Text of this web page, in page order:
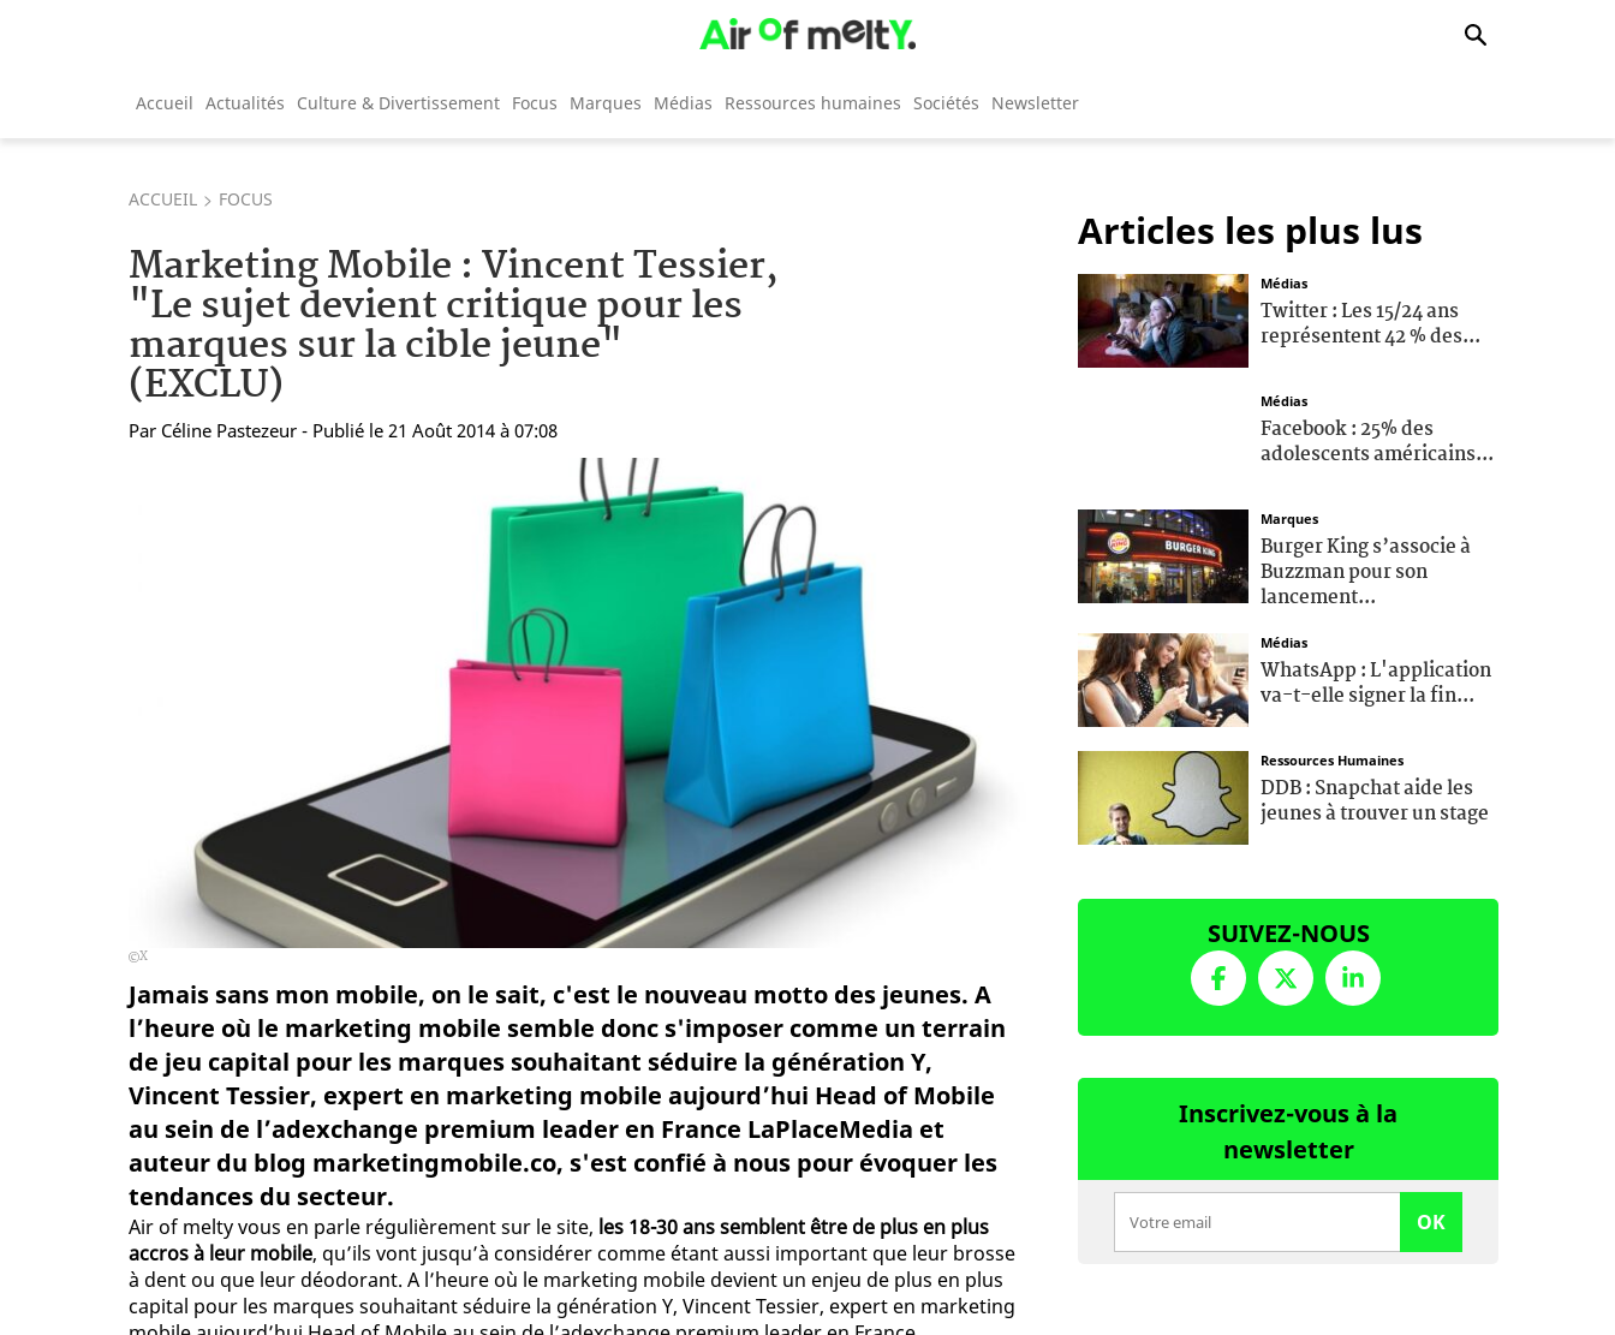
Accueil Actualités Culture & Divertissement Focus Marques Médias Ressources humaines Sociétés Newsletter
ACCUEIL FOCUS
Marketing Mobile : Vincent Tessier,
"Le sujet devient critique pour les
marques sur la cible jeune"
(EXCLU)
Par Céline Pastezeur - Publié le 21 Août 2014 à 07:08
X
Jamais sans mon mobile, on le sait, c'est le nouveau motto des jeunes. A
l’heure où le marketing mobile semble donc s'imposer comme un terrain
de jeu capital pour les marques souhaitant séduire la génération Y,
Vincent Tessier, expert en marketing mobile aujourd’hui Head of Mobile
au sein de l’adexchange premium leader en France LaPlaceMedia et
auteur du blog marketingmobile.co, s'est confié à nous pour évoquer les
tendances du secteur.
Air of melty vous en parle régulièrement sur le site, les 18-30 ans semblent être de plus en plus
accros à leur mobile, qu’ils vont jusqu’à considérer comme étant aussi important que leur brosse
à dent ou que leur déodorant. A l’heure où le marketing mobile devient un enjeu de plus en plus
capital pour les marques souhaitant séduire la génération Y, Vincent Tessier, expert en marketing
Articles les plus lus
Médias
Twitter : Les 15/24 ans
représentent 42 % des...
Médias
Facebook : 25% des
adolescents américains...
Marques
Burger King s’associe à
Buzzman pour son
lancement...
Médias
WhatsApp : L'application
va-t-elle signer la fin...
Ressources Humaines
DDB : Snapchat aide les
jeunes à trouver un stage
SUIVEZ-NOUS
Inscrivez-vous à la
newsletter
OK